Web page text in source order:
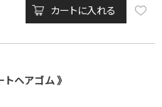
カートに入れる
ヘアゴム 》